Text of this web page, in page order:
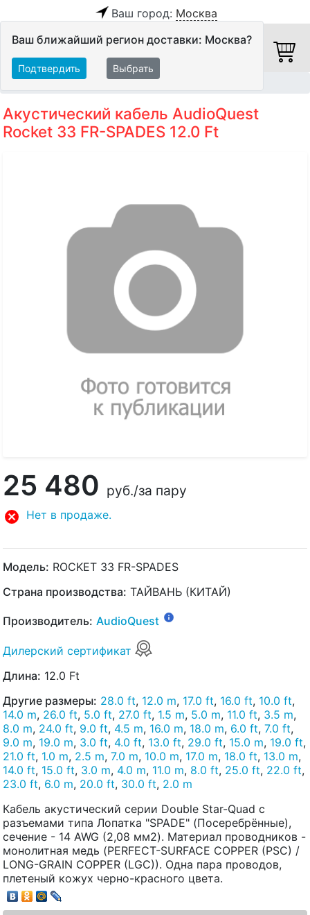
Ваш город: Москва
Ваш ближайший регион доставки: Москва?
Подтвердить Выбрать
Акустический кабель AudioQuest
Rocket 33 FR-SPADES 12.0 Ft
25 480 руб./за пару
Нет в продаже.
Модель: ROCKET 33 FR-SPADES
Страна производства: ТАЙВАНЬ (КИТАЙ)
Производитель: AudioQuest
Дилерский сертификат
Длина: 12.0 Ft
Другие размеры: 28.0 ft, 12.0 m, 17.0 ft, 16.0 ft, 10.0 ft,
14.0 m, 26.0 ft, 5.0 ft, 27.0 ft, 1.5 m, 5.0 m, 11.0 ft, 3.5 m,
8.0 m, 24.0 ft, 9.0 ft, 4.5 m, 16.0 m, 18.0 m, 6.0 ft, 7.0 ft,
9.0 m, 19.0 m, 3.0 ft, 4.0 ft, 13.0 ft, 29.0 ft, 15.0 m, 19.0 ft,
21.0 ft, 1.0 m, 2.5 m, 7.0 m, 10.0 m, 17.0 m, 18.0 ft, 13.0 m,
14.0 ft, 15.0 ft, 3.0 m, 4.0 m, 11.0 m, 8.0 ft, 25.0 ft, 22.0 ft,
23.0 ft, 6.0 m, 20.0 ft, 30.0 ft, 2.0 m
Кабель акустический серии Double Star-Quad с
разъемами типа Лопатка "SPADE" (Посеребрённые),
сечение - 14 AWG (2,08 мм2). Материал проводников -
монолитная медь (PERFECT-SURFACE COPPER (PSC) /
LONG-GRAIN COPPER (LGC)). Одна пара проводов,
плетеный кожух черно-красного цвета.